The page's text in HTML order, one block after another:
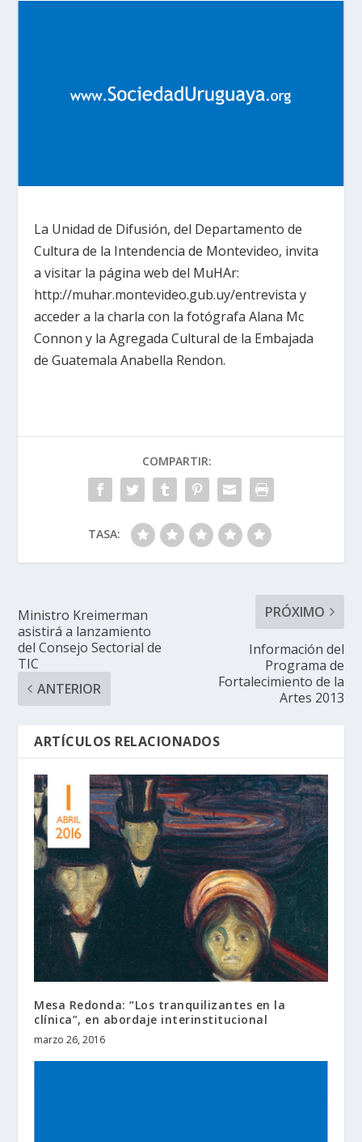
La Unidad de Difusión, del Departamento de
Cultura de la Intendencia de Montevideo, invita
a visitar la página web del MuHAr:
http://muhar.montevideo.gub.uy/entrevista y
acceder a la charla con la fotógrafa Alana Mc
Connon y la Agregada Cultural de la Embajada
de Guatemala Anabella Rendon.
COMPARTIR:
TASA:
Ministro Kreimerman
asistirá a lanzamiento
del Consejo Sectorial de
TIC
ANTERIOR
PRÓXIMO
Información del
Programa de
Fortalecimiento de la
Artes 2013
ARTÍCULOS RELACIONADOS
Mesa Redonda: “Los tranquilizantes en la
clínica”, en abordaje interinstitucional
marzo 26, 2016